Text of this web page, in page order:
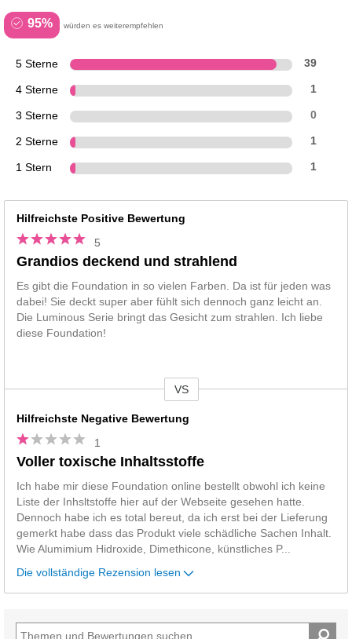
95% würden es weiterempfehlen
5 Sterne 39
4 Sterne 1
3 Sterne 0
2 Sterne 1
1 Stern 1
Hilfreichste Positive Bewertung
5
Grandios deckend und strahlend
Es gibt die Foundation in so vielen Farben. Da ist für jeden was
dabei! Sie deckt super aber fühlt sich dennoch ganz leicht an.
Die Luminous Serie bringt das Gesicht zum strahlen. Ich liebe
diese Foundation!
VS
Hilfreichste Negative Bewertung
1
Voller toxische Inhaltsstoffe
Ich habe mir diese Foundation online bestellt obwohl ich keine
Liste der Inhsltstoffe hier auf der Webseite gesehen hatte.
Dennoch habe ich es total bereut, da ich erst bei der Lieferung
gemerkt habe dass das Produkt viele schädliche Sachen Inhalt.
Wie Alumimium Hidroxide, Dimethicone, künstliches P...
Die vollständige Rezension lesen